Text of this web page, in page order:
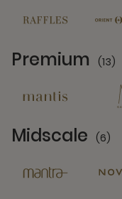
Premium (13)
Midscale (6)